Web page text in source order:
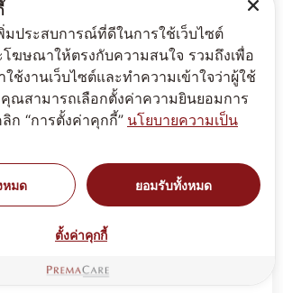
*มประสบการณ์ที่ดีในการใช้เว็บไซต์
โฆษณาให้ตรงกับความสนใจ รวมถึงเพื่อ
ใช้งานเว็บไซต์และทำความเข้าใจว่าผู้ใช้
ณสามารถเลือกตั้งค่าความยินยอมการ
ก “การตั้งค่าคุกกี้” นโยบายความเป็น
หมด ยอมรับทั้งหมด
ตั้งค่าคุกกี้